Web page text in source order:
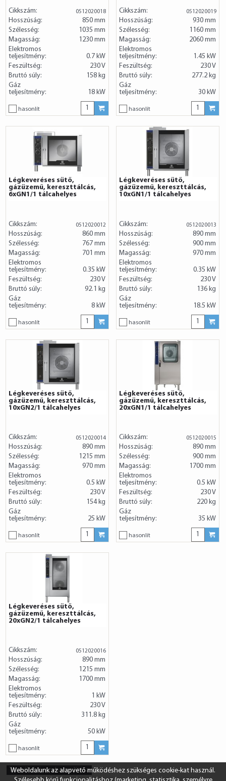
Cikkszám: 0512020018
Hosszúság:
850 mm
Szélesség:
1035 mm
Magasság:
1230 mm
Elektromos
teljesítmény:
0.7 kW
Feszültség:
230 V
Bruttó súly:
158 kg
Gáz
teljesítmény:
18 kW
hasonlít
Cikkszám: 0512020019
Hosszúság:
930 mm
Szélesség:
1160 mm
Magasság:
2060 mm
Elektromos
teljesítmény:
1.45 kW
Feszültség:
230 V
Bruttó súly:
277.2 kg
Gáz
teljesítmény:
30 kW
hasonlít
Légkeveréses sütő,
gázüzemű, kereszttálcás,
6xGN1/1 tálcahelyes
Cikkszám: 0512020012
Hosszúság:
860 mm
Szélesség:
767 mm
Magasság:
701 mm
Elektromos
teljesítmény:
0.35 kW
Feszültség:
230 V
Bruttó súly:
92.1 kg
Gáz
teljesítmény:
8 kW
hasonlít
Légkeveréses sütő,
gázüzemű, kereszttálcás,
10xGN1/1 tálcahelyes
Cikkszám: 0512020013
Hosszúság:
890 mm
Szélesség:
900 mm
Magasság:
970 mm
Elektromos
teljesítmény:
0.35 kW
Feszültség:
230 V
Bruttó súly:
136 kg
Gáz
teljesítmény:
18.5 kW
hasonlít
Légkeveréses sütő,
gázüzemű, kereszttálcás,
10xGN2/1 tálcahelyes
Cikkszám: 0512020014
Hosszúság:
890 mm
Szélesség:
1215 mm
Magasság:
970 mm
Elektromos
teljesítmény:
0.5 kW
Feszültség:
230 V
Bruttó súly:
154 kg
Gáz
teljesítmény:
25 kW
hasonlít
Légkeveréses sütő,
gázüzemű, kereszttálcás,
20xGN1/1 tálcahelyes
Cikkszám: 0512020015
Hosszúság:
890 mm
Szélesség:
900 mm
Magasság:
1700 mm
Elektromos
teljesítmény:
0.5 kW
Feszültség:
230 V
Bruttó súly:
220 kg
Gáz
teljesítmény:
35 kW
hasonlít
Légkeveréses sütő,
gázüzemű, kereszttálcás,
20xGN2/1 tálcahelyes
Cikkszám: 0512020016
Hosszúság:
890 mm
Szélesség:
1215 mm
Magasság:
1700 mm
Elektromos
teljesítmény:
1 kW
Feszültség:
230 V
Bruttó súly:
311.8 kg
Gáz
teljesítmény:
50 kW
hasonlít
Termékek összehasonlítása
Weboldalunk az alapvető működéshez szükséges cookie-kat használ.